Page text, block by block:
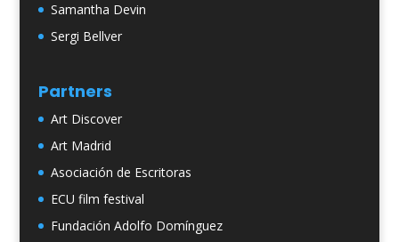
Samantha Devin
Sergi Bellver
Partners
Art Discover
Art Madrid
Asociación de Escritoras
ECU film festival
Fundación Adolfo Domínguez